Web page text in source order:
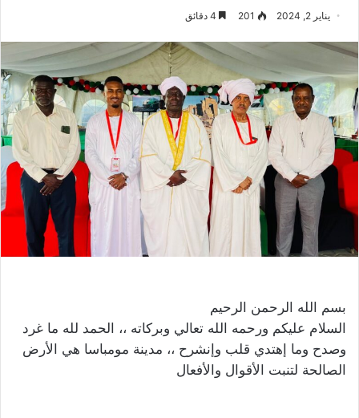
يناير 2, 2024 201
بسم الله الرحمن الرحيم
السلام عليكم ورحمه الله تعالي وبركاته ،، الحمد لله ما غرد
وصدح وما إهتدي قلب وإنشرح ،، مدينة مومباسا هي الأرض
الصالحة لتنبت الأقوال والأفعال